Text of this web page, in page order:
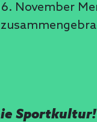
November
Sportkultur!